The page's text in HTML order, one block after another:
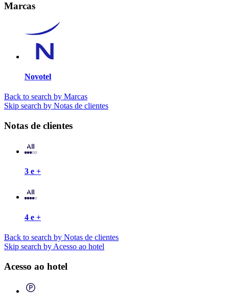
Marcas
Novotel
Back to search by Marcas
Skip search by Notas de clientes
Notas de clientes
3 e +
4 e +
Back to search by Notas de clientes
Skip search by Acesso ao hotel
Acesso ao hotel